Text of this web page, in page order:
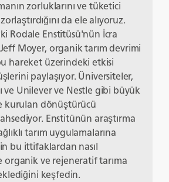
zorluklarını ve tüketici
da ele alıyoruz.
Rodale Enstitüsü'nün İcra
Moyer, organik tarım devrimi
hareket üzerindeki etkisi
paylaşıyor. Üniversiteler,
ve Unilever ve Nestle gibi büyük
kurulan dönüştürücü
Enstitünün araştırma
tarım uygulamalarına
bu ittifaklardan nasıl
organik ve rejeneratif tarıma
keşfedin.